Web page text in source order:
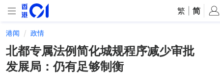
繁 简
港闻 政情
北都专属法例简化城规程序减少审批
发展局：仍有足够制衡